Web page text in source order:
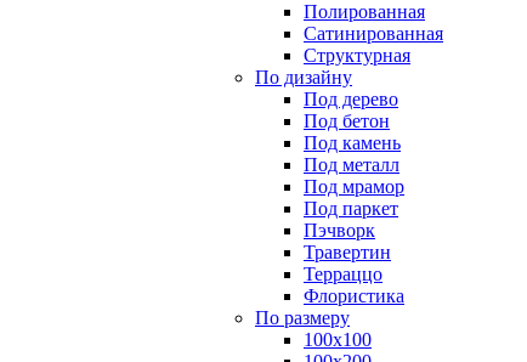
Полированная
Сатинированная
Структурная
По дизайну
Под дерево
Под бетон
Под камень
Под металл
Под мрамор
Под паркет
Пэчворк
Травертин
Терраццо
Флористика
По размеру
100х100